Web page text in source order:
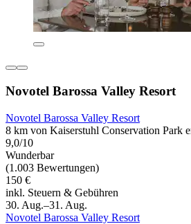
Novotel Barossa Valley Resort
Novotel Barossa Valley Resort
8 km von Kaiserstuhl Conservation Park
9,0/10
Wunderbar
(1.003 Bewertungen)
150 €
inkl. Steuern & Gebühren
30. Aug.–31. Aug.
Novotel Barossa Valley Resort